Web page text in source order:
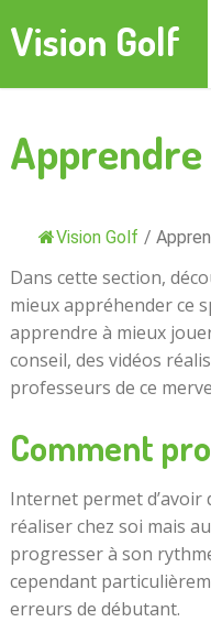
Vision Golf
Vision Golf /
Dans cette section,
mieux appréhender ce
apprendre à mieux
conseil, des vidéos
professeurs de ce
Comment
Internet permet d’avoir
réaliser chez soi mais
progresser à son
cependant
erreurs de débutant.